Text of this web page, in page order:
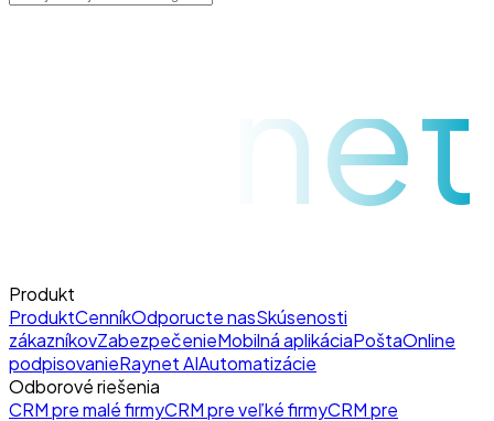
raynet
Produkt
ProduktCenníkOdporucte nasSkúsenosti
zákazníkovZabezpečenieMobilná aplikáciaPoštaOnline
podpisovanieRaynet AIAutomatizácie
Odborové riešenia
CRM pre malé firmyCRM pre veľké firmyCRM pre